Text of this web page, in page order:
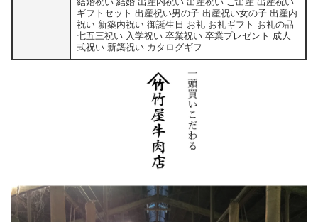
ギフトセット 出産祝い男の子 出産祝い女の子 出産内
祝い 新築内祝い 御誕生日 お礼 お礼ギフト お礼の品
七五三祝い 入学祝い 卒業祝い 卒業プレゼント 成人
式祝い 新築祝い カタログギフ